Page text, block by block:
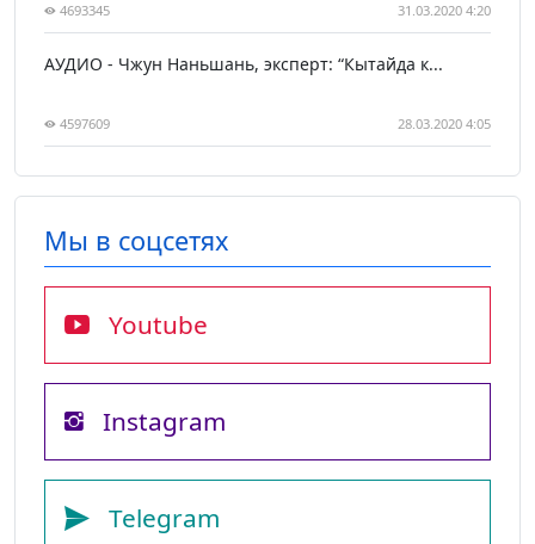
4693345 31.03.2020 4:20
АУДИО - Чжун Наньшань, эксперт: “Кытайда к...
4597609 28.03.2020 4:05
Мы в соцсетях
Youtube
Instagram
Telegram